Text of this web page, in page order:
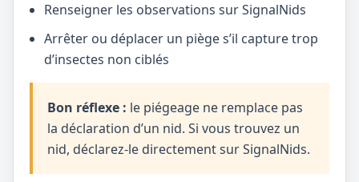
Renseigner les observations sur SignalNids
Arrêter ou déplacer un piège s’il capture trop
d’insectes non ciblés
Bon réflexe : le piégeage ne remplace pas
la déclaration d’un nid. Si vous trouvez un
nid, déclarez-le directement sur SignalNids.